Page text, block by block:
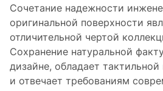
Сочетание надежности
оригинальной поверхности
отличительной чертой
Сохранение натуральной
дизайне, обладает тактильной
и отвечает требованиям